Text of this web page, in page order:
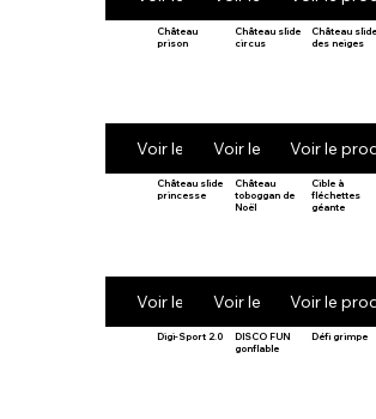
Château
prison
Voir le produit
Château slide
circus
Voir le produit
Château slide
des neiges
Voir le
Château slide
princesse
Voir le produit
Château
toboggan de
Noël
Voir le produit
Cible à
fléchettes
géante
Voir le
Digi-Sport 2.0
DISCO FUN
gonflable
Défi grimpe